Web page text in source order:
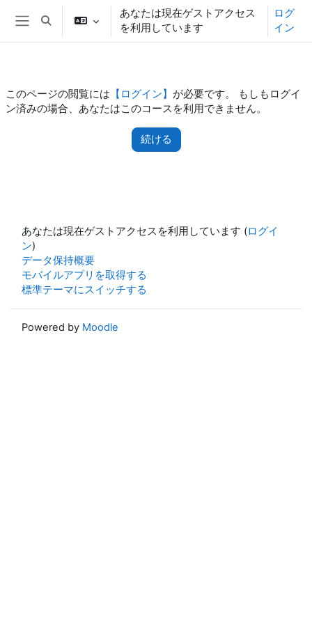
メインコンテンツへスキップする
サイドパネル
検索入力に切り替える
あなたは現在ゲストアクセス
を利用しています
ログ
イン
このページの閲覧には 【ログイン】 が必要です。 もしもログイ
ン済みの場合、あなたはこのコースを利用できません。
続ける
あなたは現在ゲストアクセスを利用しています (ログイ
ン)
データ保持概要
モバイルアプリを取得する
標準テーマにスイッチする
Powered by Moodle